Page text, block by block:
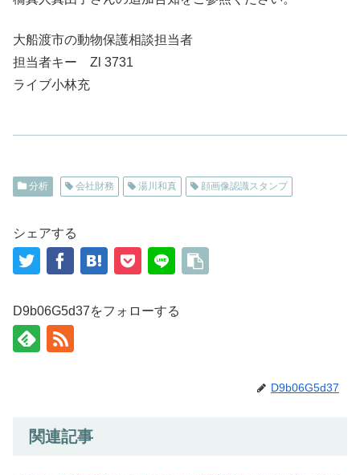
大船渡市の動物保護相談担当者
担当者キー Zl 3731
ライブ小林充
分析 会社財務 湯川和真 顔画像認識スタンプ
シェアする
D9b06G5d37をフォローする
D9b06G5d37
関連記事